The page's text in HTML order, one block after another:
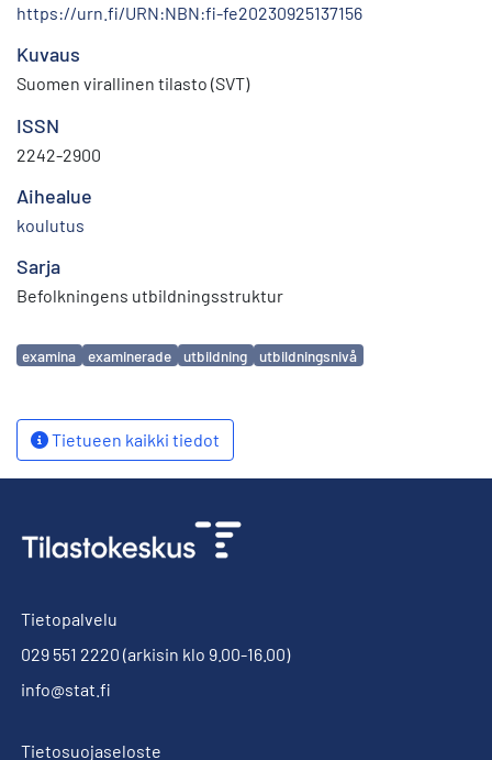
https://urn.fi/URN:NBN:fi-fe20230925137156
Kuvaus
Suomen virallinen tilasto (SVT)
ISSN
2242-2900
Aihealue
koulutus
Sarja
Befolkningens utbildningsstruktur
Avainsanat
examina examinerade utbildning utbildningsnivå
Tietueen kaikki tiedot
Tietopalvelu
029 551 2220 (arkisin klo 9.00-16.00)
info@stat.fi
Tietosuojaseloste